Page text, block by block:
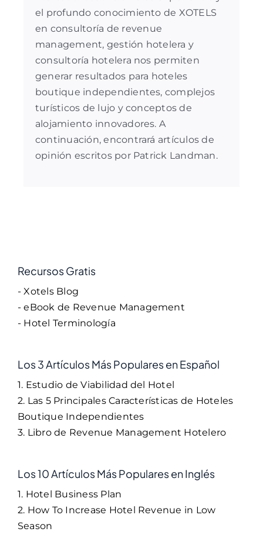
el profundo conocimiento de XOTELS
en consultoría de revenue
management, gestión hotelera y
consultoría hotelera nos permiten
generar resultados para hoteles
boutique independientes, complejos
turísticos de lujo y conceptos de
alojamiento innovadores. A
continuación, encontrará artículos de
opinión escritos por Patrick Landman.
Recursos Gratis
- Xotels Blog
- eBook de Revenue Management
- Hotel Terminología
Los 3 Artículos Más Populares en Español
1. Estudio de Viabilidad del Hotel
2. Las 5 Principales Características de Hoteles
Boutique Independientes
3. Libro de Revenue Management Hotelero
Los 10 Artículos Más Populares en Inglés
1. Hotel Business Plan
2. How To Increase Hotel Revenue in Low
Season